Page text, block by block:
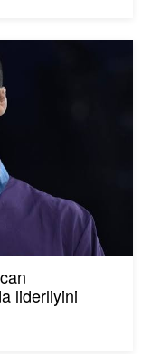
liderliyini